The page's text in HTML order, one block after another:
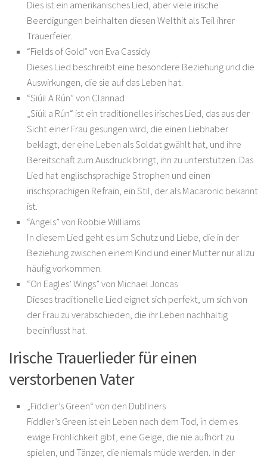
Dies ist ein amerikanisches Lied, aber viele irische
Beerdigungen beinhalten diesen Welthit als Teil ihrer
Trauerfeier.
“Fields of Gold” von Eva Cassidy
Dieses Lied beschreibt eine besondere Beziehung und die
Auswirkungen, die sie auf das Leben hat.
“Siúil A Rún” von Clannad
„Siúil a Rún“ ist ein traditionelles irisches Lied, das aus der
Sicht einer Frau gesungen wird, die einen Liebhaber
beklagt, der eine Leben als Soldat gwählt hat, und ihre
Bereitschaft zum Ausdruck bringt, ihn zu unterstützen. Das
Lied hat englischsprachige Strophen und einen
irischsprachigen Refrain, ein Stil, der als Macaronic bekannt
ist.
“Angels” von Robbie Williams
In diesem Lied geht es um Schutz und Liebe, die in der
Beziehung zwischen einem Kind und einer Mutter nur allzu
häufig vorkommen.
“On Eagles’ Wings” von Michael Joncas
Dieses traditionelle Lied eignet sich perfekt, um sich von
der Frau zu verabschieden, die ihr Leben nachhaltig
beeinflusst hat.
Irische Trauerlieder für einen
verstorbenen Vater
„Fiddler’s Green“ von den Dubliners
Fiddler’s Green ist ein Leben nach dem Tod, in dem es
ewige Fröhlichkeit gibt, eine Geige, die nie aufhört zu
spielen, und Tänzer, die niemals müde werden. In der